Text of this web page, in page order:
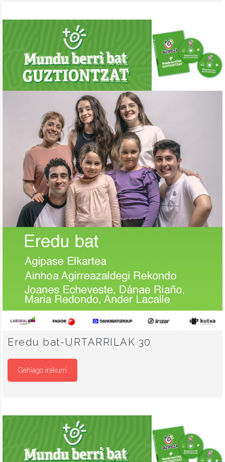
Eredu bat-URTARRILAK 30
Gehiago irakurri